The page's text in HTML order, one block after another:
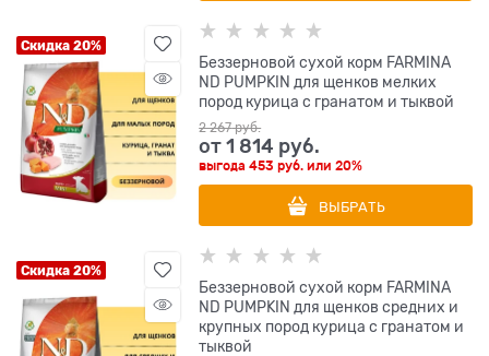
Скидка 20%
Беззерновой cухой корм FARMINA
ND PUMPKIN для щенков мелких
пород курица с гранатом и тыквой
2 267 руб.
от1 814 руб.
выгода453 руб. или20%
ВЫБРАТЬ
Скидка 20%
Беззерновой cухой корм FARMINA
ND PUMPKIN для щенков средних и
крупных пород курица с гранатом и
тыквой